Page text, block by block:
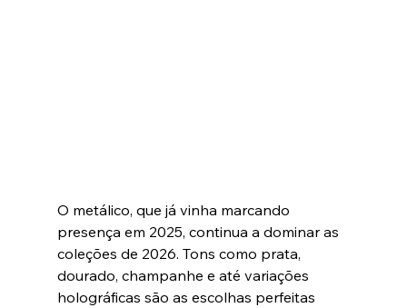
O metálico, que já vinha marcando
presença em 2025, continua a dominar as
coleções de 2026. Tons como prata,
dourado, champanhe e até variações
holográficas são as escolhas perfeitas